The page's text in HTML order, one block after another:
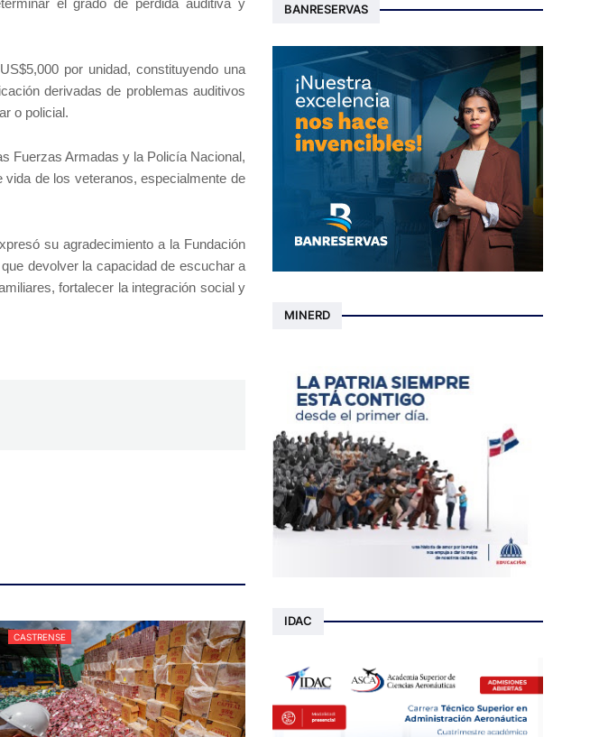
el grado de pérdida auditiva y
por unidad, constituyendo una
derivadas de problemas auditivos
o policial.
Fuerzas Armadas y la Policía Nacional,
de los veteranos, especialmente de
su agradecimiento a la Fundación
devolver la capacidad de escuchar a
fortalecer la integración social y
CASTRENSE
BANRESERVAS
MINERD
IDAC